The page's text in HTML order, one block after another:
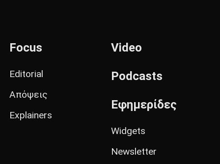
Focus
Editorial
Απόψεις
Explainers
Video
Podcasts
Εφημερίδες
Widgets
Newsletter